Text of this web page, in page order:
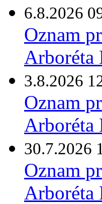
6.8.2026
Oznam
Arboréta
3.8.2026
Oznam
Arboréta
30.7.2026
Oznam
Arboréta